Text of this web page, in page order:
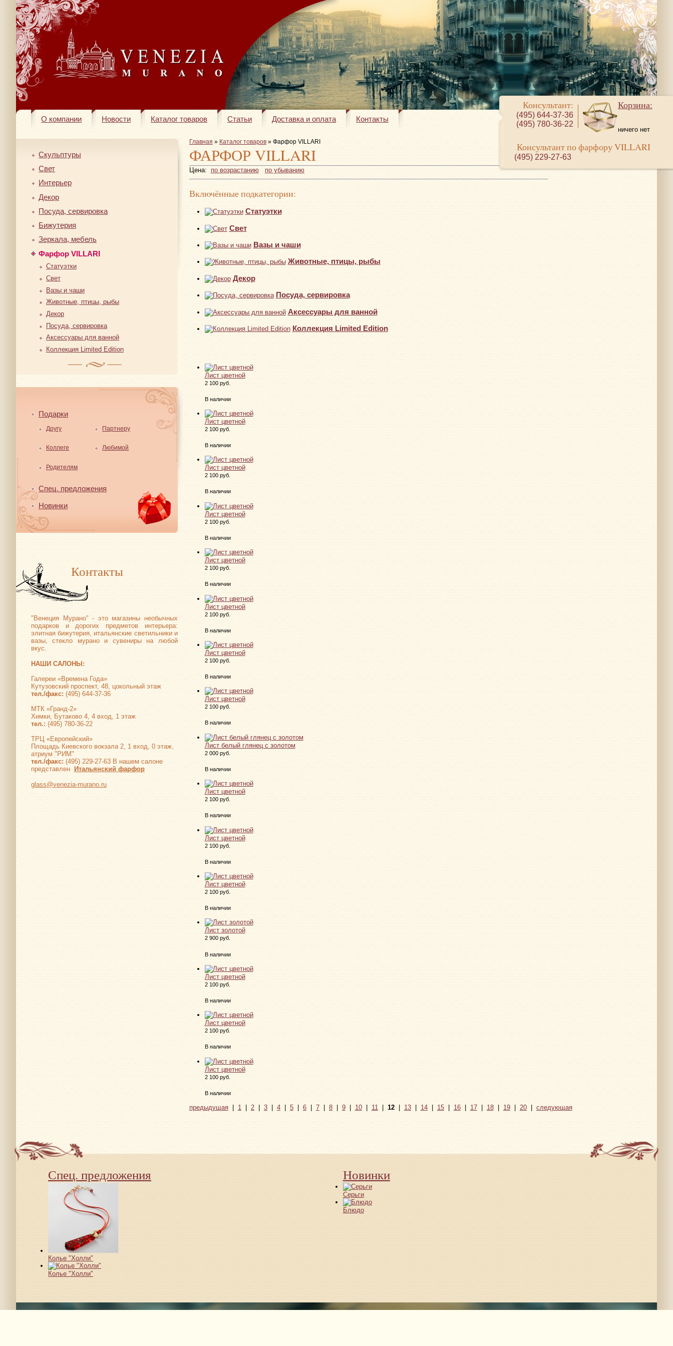
О компании Новости Каталог товаров Статьи Доставка и оплата Контакты
Консультант:
(495) 644-37-36
(495) 780-36-22
Корзина:
ничего нет
Консультант по фарфору VILLARI
(495) 229-27-63
Скульптуры
Свет
Интерьер
Декор
Посуда, сервировка
Бижутерия
Зеркала, мебель
Фарфор VILLARI
Статуэтки
Свет
Вазы и чаши
Животные, птицы, рыбы
Декор
Посуда, сервировка
Аксессуары для ванной
Коллекция Limited Edition
Подарки
Другу Партнеру
Коллеге Любимой
Родителям
Спец. предложения
Новинки
Контакты
"Венеция Мурано" - это магазины необычных
подарков и дорогих предметов интерьера:
элитная бижутерия, итальянские светильники и
вазы, стекло мурано и сувениры на любой
вкус.
НАШИ САЛОНЫ:
Галереи «Времена Года»
Кутузовский проспект, 48, цокольный этаж
тел./факс: (495) 644-37-36
МТК «Гранд-2»
Химки, Бутаково 4, 4 вход, 1 этаж
тел.: (495) 780-36-22
ТРЦ «Европейский»
Площадь Киевского вокзала 2, 1 вход, 0 этаж,
атриум "РИМ"
тел./факс: (495) 229-27-63 В нашем салоне
представлен
Итальянский фарфор
glass@venezia-murano.ru
Главная » Каталог товаров» Фарфор VILLARI
ФАРФОР VILLARI
Цена: по возрастанию по убыванию
Включённые подкатегории:
Статуэтки
Свет
Вазы и чаши
Животные, птицы, рыбы
Декор
Посуда, сервировка
Аксессуары для ванной
Коллекция Limited Edition
Лист цветной
2 100 руб.
В наличии
Лист цветной
2 100 руб.
В наличии
Лист цветной
2 100 руб.
В наличии
Лист цветной
2 100 руб.
В наличии
Лист цветной
2 100 руб.
В наличии
Лист цветной
2 100 руб.
В наличии
Лист цветной
2 100 руб.
В наличии
Лист цветной
2 100 руб.
В наличии
Лист белый глянец с золотом
2 000 руб.
В наличии
Лист цветной
2 100 руб.
В наличии
Лист цветной
2 100 руб.
В наличии
Лист цветной
2 100 руб.
В наличии
Лист золотой
2 900 руб.
В наличии
Лист цветной
2 100 руб.
В наличии
Лист цветной
2 100 руб.
В наличии
Лист цветной
2 100 руб.
В наличии
предыдущая| 1| 2| 3| 4| 5| 6| 7| 8| 9| 10| 11| 12| 13| 14| 15| 16| 17| 18| 19| 20| следующая
Спец. предложения
Колье "Холли"
Колье "Холли"
Новинки
Серьги
Блюдо